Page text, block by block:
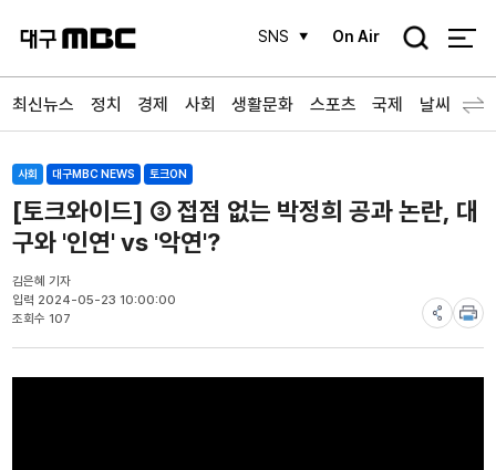
SNS On Air
검
최신뉴스 정치 경제 사회 생활문화 스포츠 국제 날씨
사회 대구MBC NEWS 토크ON
[토크와이드] ③ 접점 없는 박정희 공과 논란, 대
구와 '인연' vs '악연'?
김은혜 기자
입력 2024-05-23 10:00:00
조회수 107